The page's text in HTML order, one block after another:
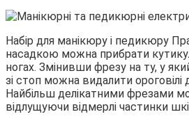
Набір для манікюру і педикюру
насадкою можна прибрати
ногах. Змінивши фрезу на ту, у
зі стоп можна видалити ороговілі
Найбільш делікатними фрезами
відлущуючи відмерлі частинки